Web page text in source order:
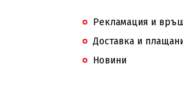
Рекламация и
Доставка и
Новини